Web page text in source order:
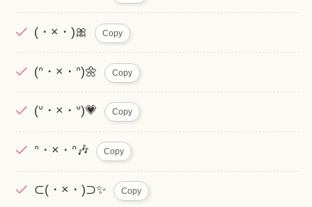
(・×・)🎀 Copy
(ᐢ・×・ᐢ)🌼 Copy
(ᐡ・×・ᐡ)💗 Copy
ᐢ・×・ᐢ🎶 Copy
⊂(・×・)⊃✨ Copy